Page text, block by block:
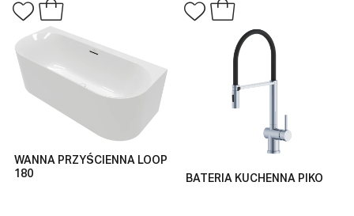
WANNA PRZYŚCIENNA LOOP
180
BATERIA KUCHENNA PIKO